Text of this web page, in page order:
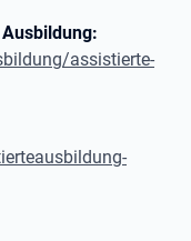
assistierte-